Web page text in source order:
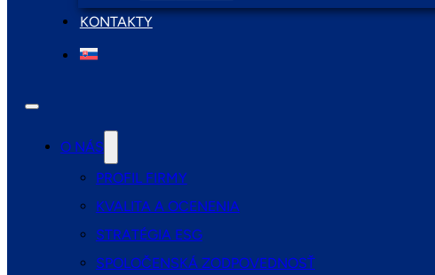
KONTAKTY
O NÁS
PROFIL FIRMY
KVALITA A OCENENIA
STRATÉGIA ESG
SPOLOČENSKÁ ZODPOVEDNOSŤ